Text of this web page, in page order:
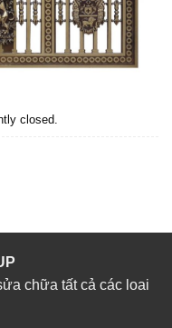
closed.
chữa tất cả các loai